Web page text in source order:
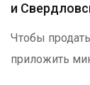
и
Чтобы
приложить